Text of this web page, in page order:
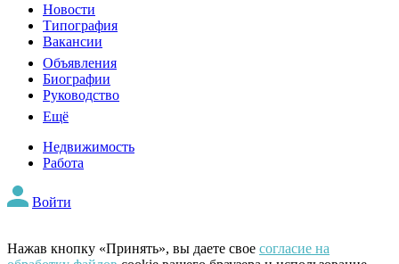
Новости
Типография
Вакансии
Объявления
Биографии
Руководство
Ещё
Недвижимость
Работа
Войти
Нажав кнопку «Принять», вы даете свое согласие на